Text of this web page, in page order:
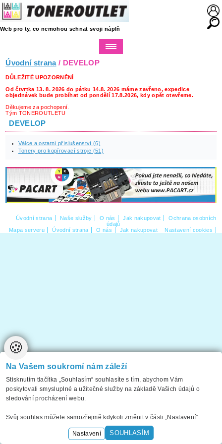
Web pro ty, co nemohou sehnat svoji náplň
Úvodní strana/ DEVELOP
DŮLEŽITÉ UPOZORNĚNÍ
Od čtvrtka 13. 8. 2026 do pátku 14.8. 2026 máme zavřeno, expedice
objednávek bude probíhat od pondělí 17.8.2026, kdy opět otevřeme.
Děkujeme za pochopení.
Tým TONEROUTLETU
DEVELOP
Válce a ostatní příslušenství (6)
Tonery pro kopírovací stroje (51)
Úvodní strana Naše služby O nás Jak nakupovat
Ochrana osobních
údajů
Mapa serveru
Úvodní strana O nás Jak nakupovat Nastavení cookies
🍪
Na Vašem soukromí nám záleží
Stisknutím tlačítka „Souhlasím“ souhlasíte s tím, abychom Vám
poskytovali smysluplné a užitečné služby na základě Vašich údajů o
sledování procházení webu.
Svůj souhlas můžete samozřejmě kdykoli změnit v části „Nastavení“.
Nastavení SOUHLASÍM